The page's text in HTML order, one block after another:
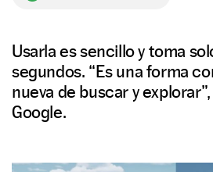
Usarla es sencillo y toma
segundos. “Es una forma
nueva de buscar y
Google.